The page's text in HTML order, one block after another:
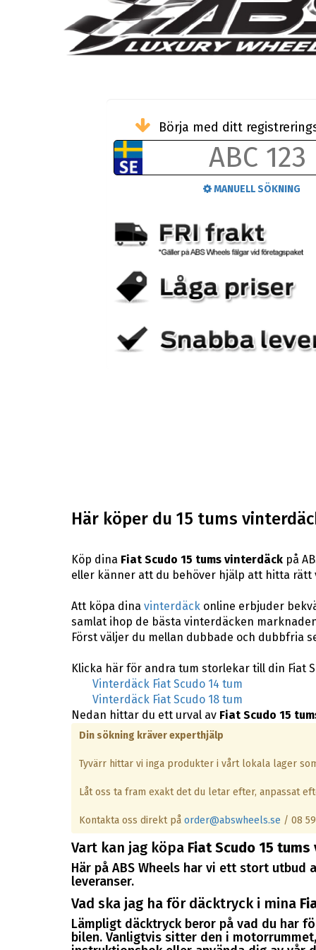
Börja med ditt
MANUELL SÖKNING
Här köper du 15 tums
Köp dina Fiat Scudo 15 tums vinterdäckpå
eller känner att du behöver hjälp att hitta
Att köpa dina vinterdäckonline erbjuder
samlat ihop de bästa vinterdäcken
Först väljer du mellan dubbade och dubbfria
Klicka här för andra tum storlekar till din Fiat
Vinterdäck Fiat Scudo 14 tum
Vinterdäck Fiat Scudo 18 tum
Nedan hittar du ett urval av Fiat Scudo 15
Din sökning kräver experthjälp
Tyvärr hittar vi inga produkter i vårt lokala lager
Låt oss ta fram exakt det du letar efter, anpassat
Kontakta oss direkt på order@abswheels.se / 08
Vart kan jag köpa Fiat Scudo 15
Här på ABS Wheels har vi ett stort utbud
leveranser.
Vad ska jag ha för däcktryck i mina
Lämpligt däcktryck beror på vad du har
bilen. Vanligtvis sitter den i